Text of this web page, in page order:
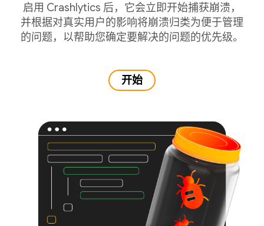
启用 Crashlytics 后，它会立即开始捕获崩溃，
并根据对真实用户的影响将崩溃归类为便于管理
的问题，以帮助您确定要解决的问题的优先级。
开始